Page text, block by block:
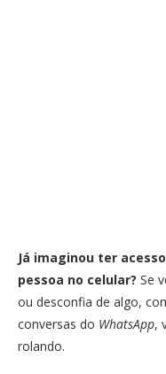
Já imaginou ter
pessoa no celular? Se
ou desconfia de algo,
conversas do WhatsApp,
rolando.